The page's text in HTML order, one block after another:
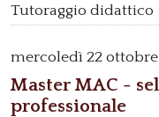
Tutoraggio didattico
mercoledì 22
Master MAC -
professionale